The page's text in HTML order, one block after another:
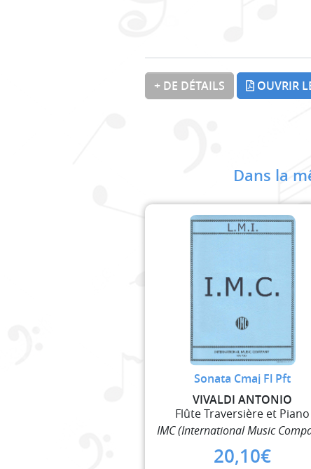
+ DE DÉTAILS OUVRIR
Dans la
Sonata Cmaj Fl Pft
VIVALDI ANTONIO
Flûte Traversière et Piano
IMC (International Music
20,10€